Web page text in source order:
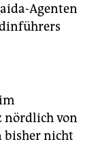
Agenten
nördlich von
bisher nicht